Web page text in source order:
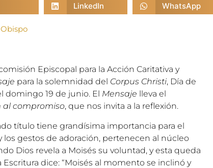
LinkedIn WhatsApp
Obispo
Episcopal para la Acción Caritativa y
para la solemnidad del Corpus Christi, Día de
domingo 19 de junio. El Mensaje lleva el
al compromiso, que nos invita a la reflexión.
título tiene grandísima importancia para el
los gestos de adoración, pertenecen al núcleo
Dios revela a Moisés su voluntad, y esta queda
dice: “Moisés al momento se inclinó y